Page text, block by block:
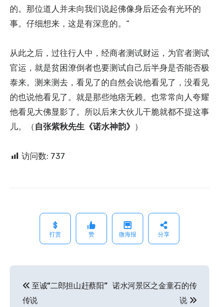
的。那位道人并未向我们说起佛像身后还会有光环的
事。仔细想来，这是有深意的。”
从此之后，过往行人中，经商者测试财运，为官者测试
官运，就是贫困潦倒者也要测试自己后半身是否能否极
泰来。测来测去，看见了的自然会说他看见了，没看见
的也说他看见了。就是那些地痞无赖。也常常向人夸耀
他看见大佛显影了。所以后来大伙儿干脆就都不提这事
儿。
（ 自张紫秋先生《诺水神韵》 ）
访问数: 737
打赏 赞 微海报 分享
文
章
至诚“二郎担山赶蔡阳”
传说
诺水河景区之金童石的传
说